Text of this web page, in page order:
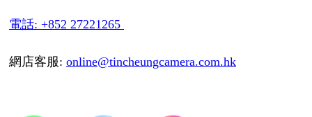
電話: +852 27221265
網店客服: online@tincheungcamera.com.hk